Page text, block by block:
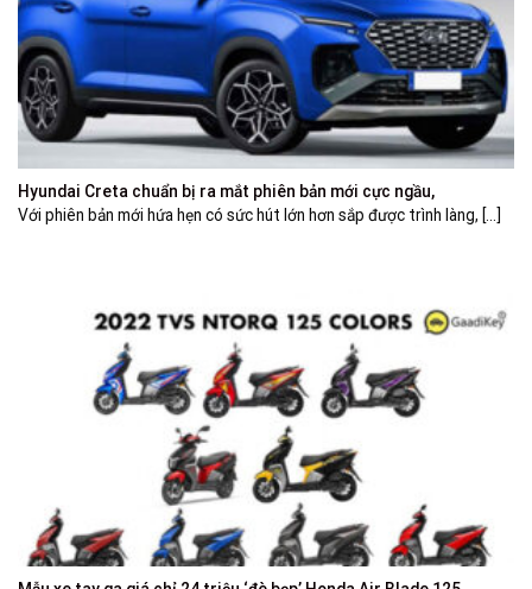
Hyundai Creta chuẩn bị ra mắt phiên bản mới cực ngầu,
Với phiên bản mới hứa hẹn có sức hút lớn hơn sắp được trình làng, [...]